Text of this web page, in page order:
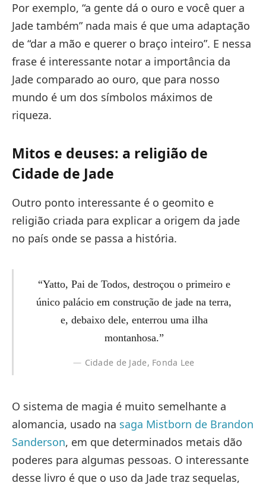
Por exemplo, “a gente dá o ouro e você quer a
Jade também” nada mais é que uma adaptação
de “dar a mão e querer o braço inteiro”. E nessa
frase é interessante notar a importância da
Jade comparado ao ouro, que para nosso
mundo é um dos símbolos máximos de
riqueza.
Mitos e deuses: a religião de
Cidade de Jade
Outro ponto interessante é o geomito e
religião criada para explicar a origem da jade
no país onde se passa a história.
“Yatto, Pai de Todos, destroçou o primeiro e
único palácio em construção de jade na terra,
e, debaixo dele, enterrou uma ilha
montanhosa.”
Cidade de Jade, Fonda Lee
O sistema de magia é muito semelhante a
alomancia, usado na saga Mistborn de Brandon
Sanderson, em que determinados metais dão
poderes para algumas pessoas. O interessante
desse livro é que o uso da Jade traz sequelas,